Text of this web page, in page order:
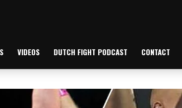
VIDEOS DUTCH FIGHT PODCAST CONTACT